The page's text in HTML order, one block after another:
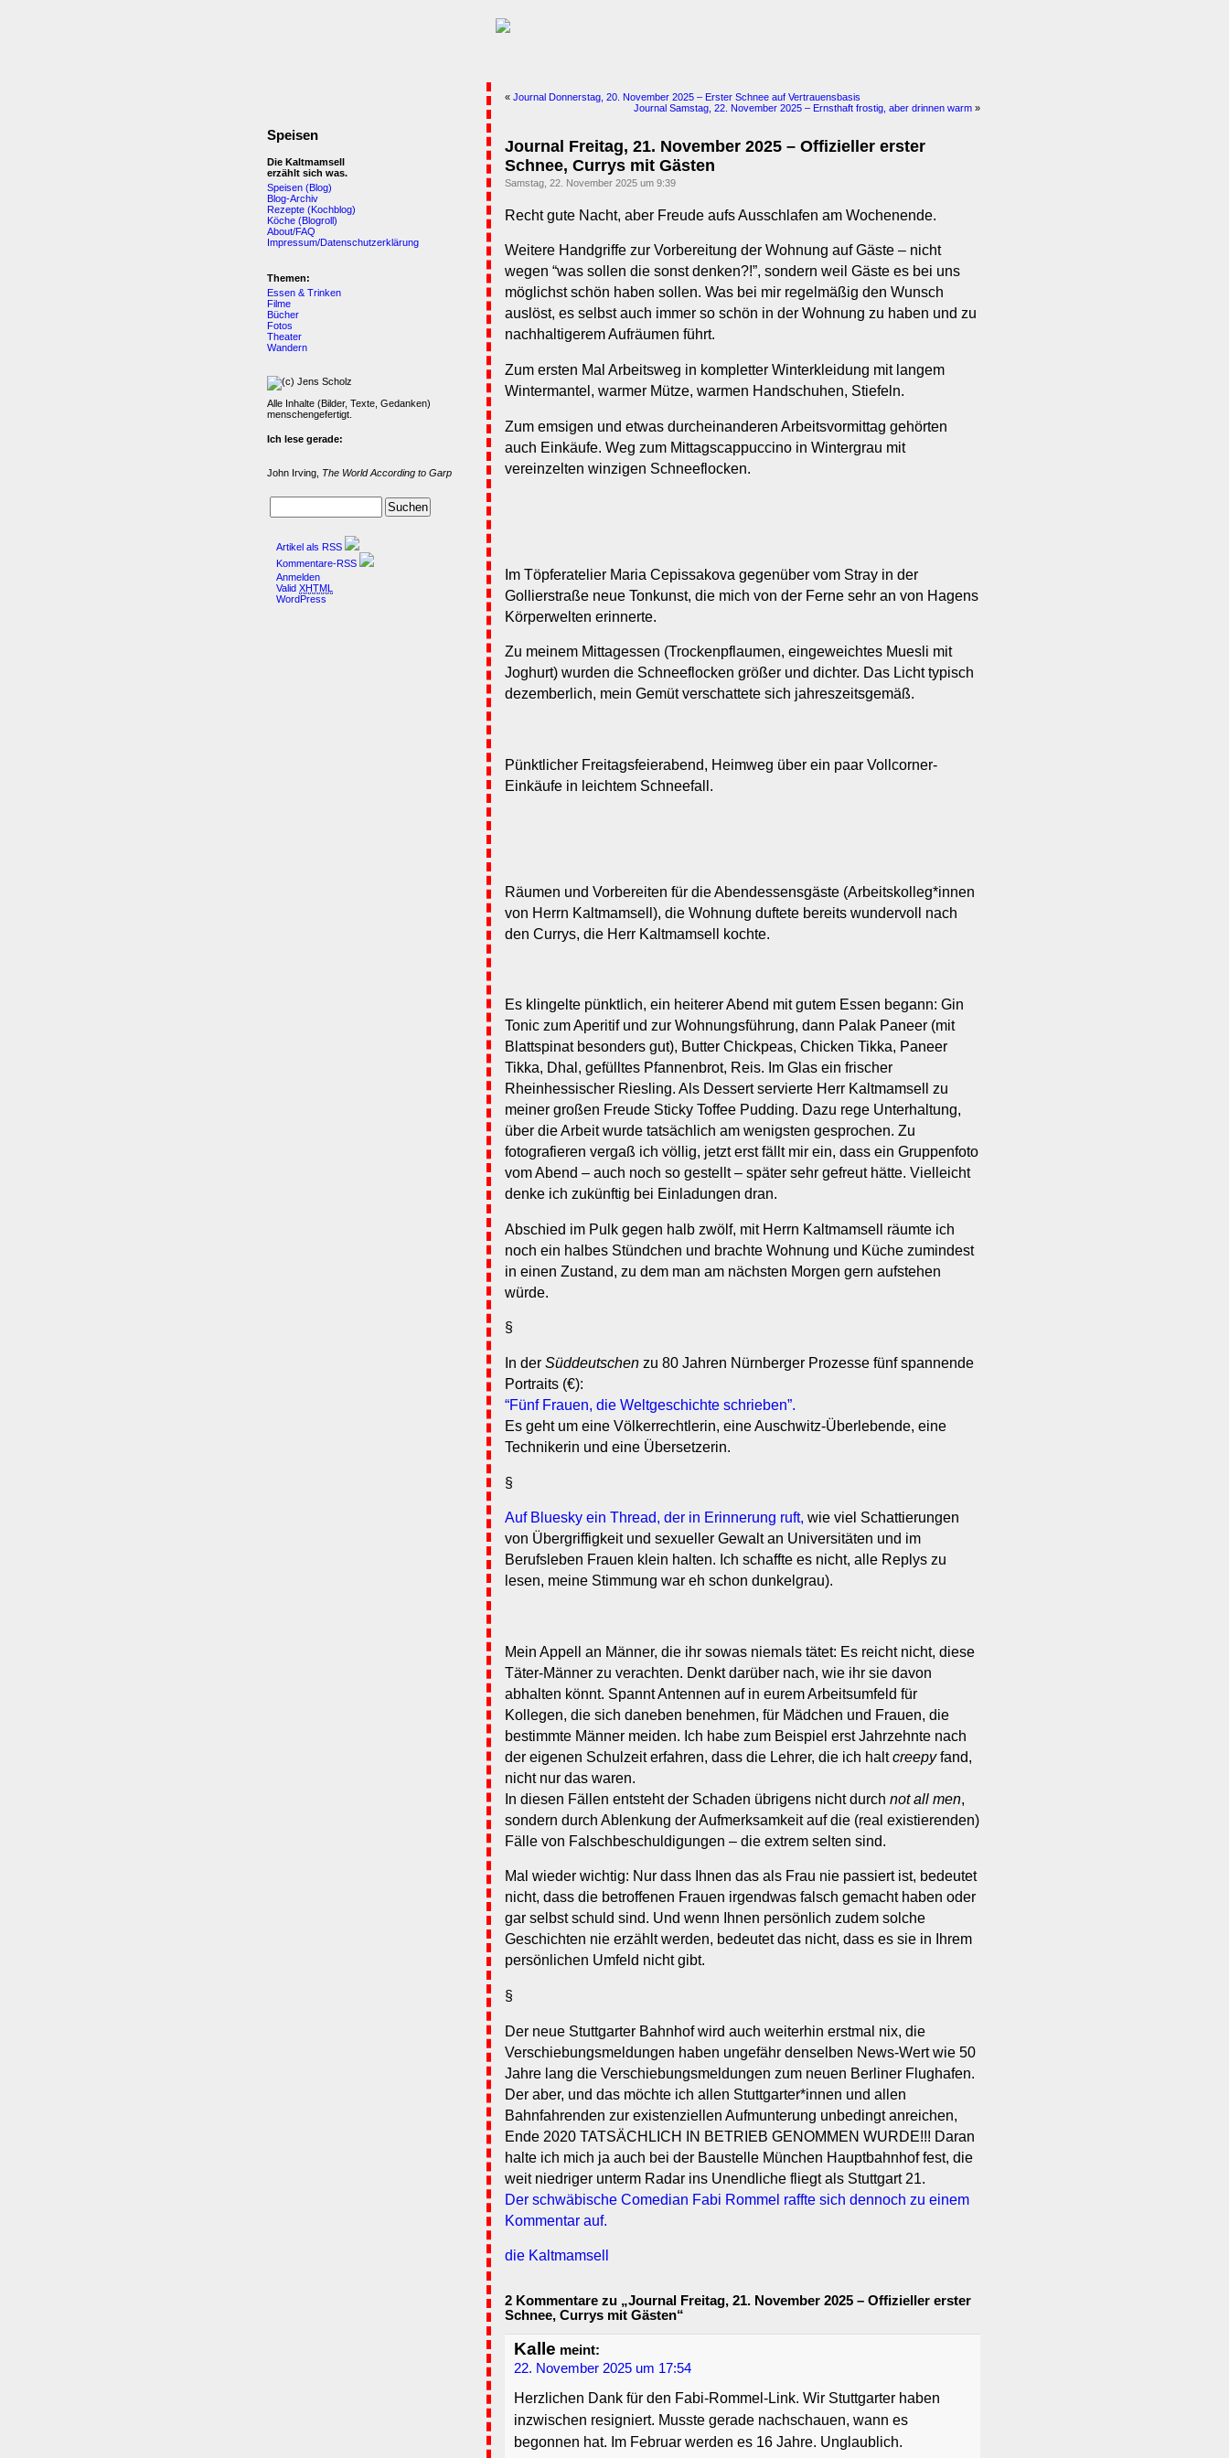
« Journal Donnerstag, 20. November 2025 – Erster Schnee auf Vertrauensbasis
Journal Samstag, 22. November 2025 – Ernsthaft frostig, aber drinnen warm »
Journal Freitag, 21. November 2025 – Offizieller erster
Schnee, Currys mit Gästen
Samstag, 22. November 2025 um 9:39
Recht gute Nacht, aber Freude aufs Ausschlafen am Wochenende.
Weitere Handgriffe zur Vorbereitung der Wohnung auf Gäste – nicht
wegen “was sollen die sonst denken?!”, sondern weil Gäste es bei uns
möglichst schön haben sollen. Was bei mir regelmäßig den Wunsch
auslöst, es selbst auch immer so schön in der Wohnung zu haben und zu
nachhaltigerem Aufräumen führt.
Zum ersten Mal Arbeitsweg in kompletter Winterkleidung mit langem
Wintermantel, warmer Mütze, warmen Handschuhen, Stiefeln.
Zum emsigen und etwas durcheinanderen Arbeitsvormittag gehörten
auch Einkäufe. Weg zum Mittagscappuccino in Wintergrau mit
vereinzelten winzigen Schneeflocken.
Im Töpferatelier Maria Cepissakova gegenüber vom Stray in der
Gollierstraße neue Tonkunst, die mich von der Ferne sehr an von Hagens
Körperwelten erinnerte.
Zu meinem Mittagessen (Trockenpflaumen, eingeweichtes Muesli mit
Joghurt) wurden die Schneeflocken größer und dichter. Das Licht typisch
dezemberlich, mein Gemüt verschattete sich jahreszeitsgemäß.
Pünktlicher Freitagsfeierabend, Heimweg über ein paar Vollcorner-
Einkäufe in leichtem Schneefall.
Räumen und Vorbereiten für die Abendessensgäste (Arbeitskolleg*innen
von Herrn Kaltmamsell), die Wohnung duftete bereits wundervoll nach
den Currys, die Herr Kaltmamsell kochte.
Es klingelte pünktlich, ein heiterer Abend mit gutem Essen begann: Gin
Tonic zum Aperitif und zur Wohnungsführung, dann Palak Paneer (mit
Blattspinat besonders gut), Butter Chickpeas, Chicken Tikka, Paneer
Tikka, Dhal, gefülltes Pfannenbrot, Reis. Im Glas ein frischer
Rheinhessischer Riesling. Als Dessert servierte Herr Kaltmamsell zu
meiner großen Freude Sticky Toffee Pudding. Dazu rege Unterhaltung,
über die Arbeit wurde tatsächlich am wenigsten gesprochen. Zu
fotografieren vergaß ich völlig, jetzt erst fällt mir ein, dass ein Gruppenfoto
vom Abend – auch noch so gestellt – später sehr gefreut hätte. Vielleicht
denke ich zukünftig bei Einladungen dran.
Abschied im Pulk gegen halb zwölf, mit Herrn Kaltmamsell räumte ich
noch ein halbes Stündchen und brachte Wohnung und Küche zumindest
in einen Zustand, zu dem man am nächsten Morgen gern aufstehen
würde.
§
In der Süddeutschen zu 80 Jahren Nürnberger Prozesse fünf spannende
Portraits (€):
“Fünf Frauen, die Weltgeschichte schrieben”.
Es geht um eine Völkerrechtlerin, eine Auschwitz-Überlebende, eine
Technikerin und eine Übersetzerin.
§
Auf Bluesky ein Thread, der in Erinnerung ruft, wie viel Schattierungen
von Übergriffigkeit und sexueller Gewalt an Universitäten und im
Berufsleben Frauen klein halten. Ich schaffte es nicht, alle Replys zu
lesen, meine Stimmung war eh schon dunkelgrau).
Mein Appell an Männer, die ihr sowas niemals tätet: Es reicht nicht, diese
Täter-Männer zu verachten. Denkt darüber nach, wie ihr sie davon
abhalten könnt. Spannt Antennen auf in eurem Arbeitsumfeld für
Kollegen, die sich daneben benehmen, für Mädchen und Frauen, die
bestimmte Männer meiden. Ich habe zum Beispiel erst Jahrzehnte nach
der eigenen Schulzeit erfahren, dass die Lehrer, die ich haltcreepyfand,
nicht nur das waren.
In diesen Fällen entsteht der Schaden übrigens nicht durch not all men,
sondern durch Ablenkung der Aufmerksamkeit auf die (real existierenden)
Fälle von Falschbeschuldigungen – die extrem selten sind.
Mal wieder wichtig: Nur dass Ihnen das als Frau nie passiert ist, bedeutet
nicht, dass die betroffenen Frauen irgendwas falsch gemacht haben oder
gar selbst schuld sind. Und wenn Ihnen persönlich zudem solche
Geschichten nie erzählt werden, bedeutet das nicht, dass es sie in Ihrem
persönlichen Umfeld nicht gibt.
§
Der neue Stuttgarter Bahnhof wird auch weiterhin erstmal nix, die
Verschiebungsmeldungen haben ungefähr denselben News-Wert wie 50
Jahre lang die Verschiebungsmeldungen zum neuen Berliner Flughafen.
Der aber, und das möchte ich allen Stuttgarter*innen und allen
Bahnfahrenden zur existenziellen Aufmunterung unbedingt anreichen,
Ende 2020 TATSÄCHLICH IN BETRIEB GENOMMEN WURDE!!! Daran
halte ich mich ja auch bei der Baustelle München Hauptbahnhof fest, die
weit niedriger unterm Radar ins Unendliche fliegt als Stuttgart 21.
Der schwäbische Comedian Fabi Rommel raffte sich dennoch zu einem
Kommentar auf.
die Kaltmamsell
2 Kommentare zu „Journal Freitag, 21. November 2025 – Offizieller erster
Schnee, Currys mit Gästen“
Kalle meint:
22. November 2025 um 17:54
Herzlichen Dank für den Fabi-Rommel-Link. Wir Stuttgarter haben
inzwischen resigniert. Musste gerade nachschauen, wann es
begonnen hat. Im Februar werden es 16 Jahre. Unglaublich.
Speisen
Die Kaltmamsell
erzählt sich was.
Speisen (Blog)
Blog-Archiv
Rezepte (Kochblog)
Köche (Blogroll)
About/FAQ
Impressum/Datenschutzerklärung
Themen:
Essen & Trinken
Filme
Bücher
Fotos
Theater
Wandern
Alle Inhalte (Bilder, Texte, Gedanken)
menschengefertigt.
Ich lese gerade:
John Irving, The World According to Garp
Artikel als RSS
Kommentare-RSS
Anmelden
Valid XHTML
WordPress